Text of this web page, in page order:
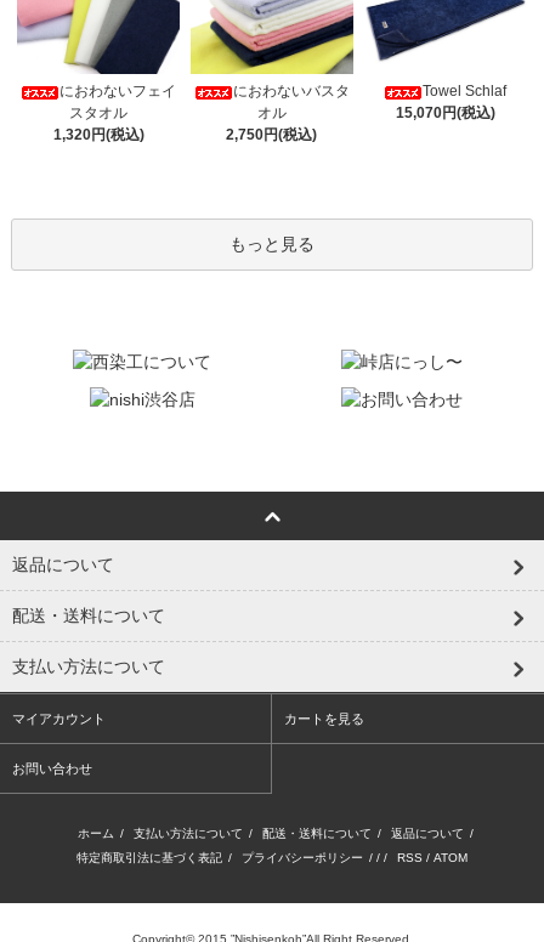
におわないフェイ
スタオル
1,320円(税込)
におわないバスタ
オル
2,750円(税込)
Towel Schlaf
15,070円(税込)
もっと見る
返品について
配送・送料について
支払い方法について
マイアカウント カートを見る
お問い合わせ
ホーム / 支払い方法について / 配送・送料について / 返品について /
特定商取引法に基づく表記 / プライバシーポリシー / / / RSS / ATOM
Copyright© 2015 ”Nishisenkoh”All Right Reserved.